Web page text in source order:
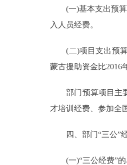
ITALIANO
(一)基本支出预算
入人员经费。
(二)项目支出预算
蒙古援助资金比2016
部门预算项目主要
才培训经费、参加全
四、部门“三公”经
(一)“三公经费”的